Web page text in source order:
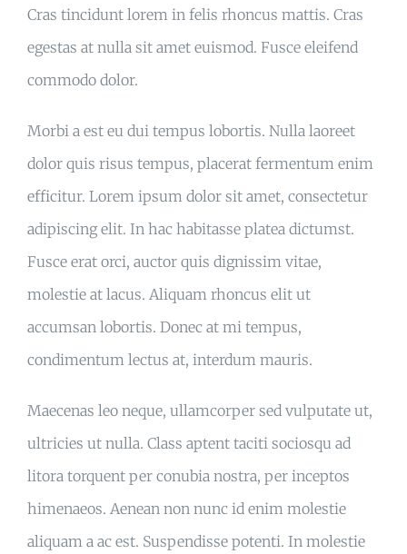
Cras tincidunt lorem in felis rhoncus mattis. Cras
egestas at nulla sit amet euismod. Fusce eleifend
commodo dolor.
Morbi a est eu dui tempus lobortis. Nulla laoreet
dolor quis risus tempus, placerat fermentum enim
efficitur. Lorem ipsum dolor sit amet, consectetur
adipiscing elit. In hac habitasse platea dictumst.
Fusce erat orci, auctor quis dignissim vitae,
molestie at lacus. Aliquam rhoncus elit ut
accumsan lobortis. Donec at mi tempus,
condimentum lectus at, interdum mauris.
Maecenas leo neque, ullamcorper sed vulputate ut,
ultricies ut nulla. Class aptent taciti sociosqu ad
litora torquent per conubia nostra, per inceptos
himenaeos. Aenean non nunc id enim molestie
aliquam a ac est. Suspendisse potenti. In molestie